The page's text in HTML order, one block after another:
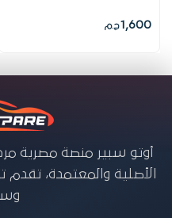
1,600ج.م
أوتو سبير منصة مصرية
الأصلية والمعتمدة،